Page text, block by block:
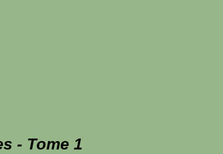
- Tome 1